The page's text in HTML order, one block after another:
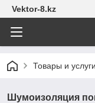
Vektor-8.kz
Товары и услуги
Шумоизоляция